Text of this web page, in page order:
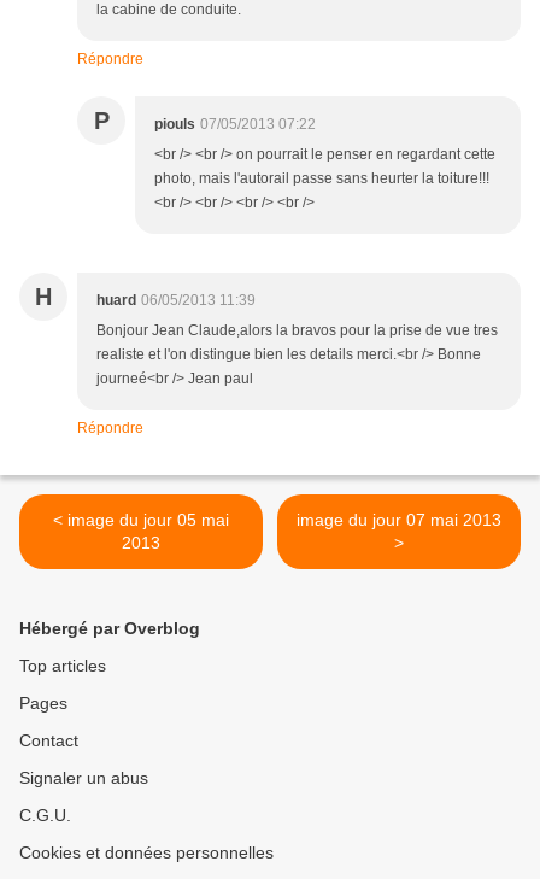
la cabine de conduite.
Répondre
P piouls 07/05/2013 07:22
<br /> <br /> on pourrait le penser en regardant cette
photo, mais l'autorail passe sans heurter la toiture!!!
<br /> <br /> <br /> <br />
H huard 06/05/2013 11:39
Bonjour Jean Claude,alors la bravos pour la prise de vue tres
realiste et l'on distingue bien les details merci.<br /> Bonne
journeé<br /> Jean paul
Répondre
< image du jour 05 mai
2013
image du jour 07 mai 2013
>
Hébergé par Overblog
Top articles
Pages
Contact
Signaler un abus
C.G.U.
Cookies et données personnelles